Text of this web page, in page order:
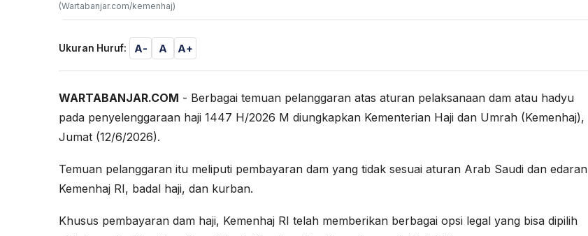
(Wartabanjar.com/kemenhaj)
Ukuran Huruf: A- A A+
WARTABANJAR.COM - Berbagai temuan pelanggaran atas aturan pelaksanaan dam atau hadyu
pada penyelenggaraan haji 1447 H/2026 M diungkapkan Kementerian Haji dan Umrah (Kemenhaj),
Jumat (12/6/2026).
Temuan pelanggaran itu meliputi pembayaran dam yang tidak sesuai aturan Arab Saudi dan edaran
Kemenhaj RI, badal haji, dan kurban.
Khusus pembayaran dam haji, Kemenhaj RI telah memberikan berbagai opsi legal yang bisa dipilih